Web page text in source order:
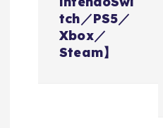
tch／PS5／
Xbox／
Steam】